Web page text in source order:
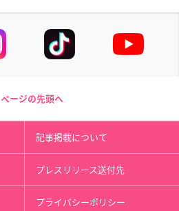
ページの先頭へ
記事掲載について
プレスリリース送付先
プライバシーポリシー